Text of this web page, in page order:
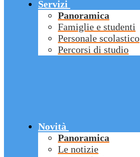
Servizi
Panoramica
Famiglie e studenti
Personale scolastico
Percorsi di studio
Novità
Panoramica
Le notizie